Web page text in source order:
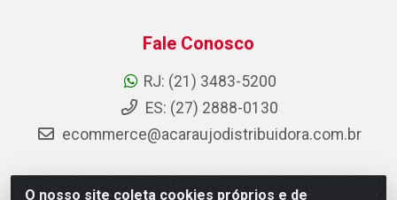
O nosso site coleta cookies próprios e de
Fale Conosco
RJ: (21) 3483-5200
ES: (27) 2888-0130
ecommerce@acaraujodistribuidora.com.br